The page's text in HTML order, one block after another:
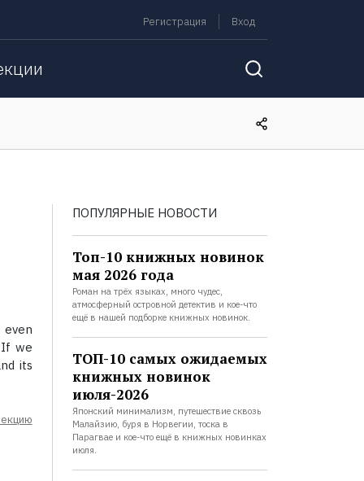
Регистрация Вход
If we
its
ПОПУЛЯРНЫЕ НОВОСТИ
Топ-10 книжных новинок
мая 2026 года
Роман на трёх языках, много чудес,
атмосферный островной детектив и кое-что
ещё в нашей подборке книжных новинок.
ТОП-10 самых ожидаемых
книжных новинок
июля-2026
Японский минимализм, путешествие сквозь
Малайзию, буря в Норвегии, тоска в
Парагвае и кое-что ещё в книжных новинках
июля.